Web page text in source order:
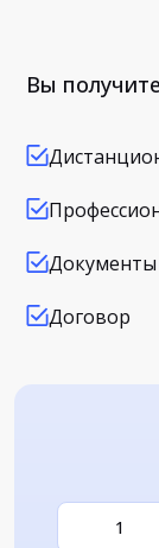
Вы
Документы
Договор
1